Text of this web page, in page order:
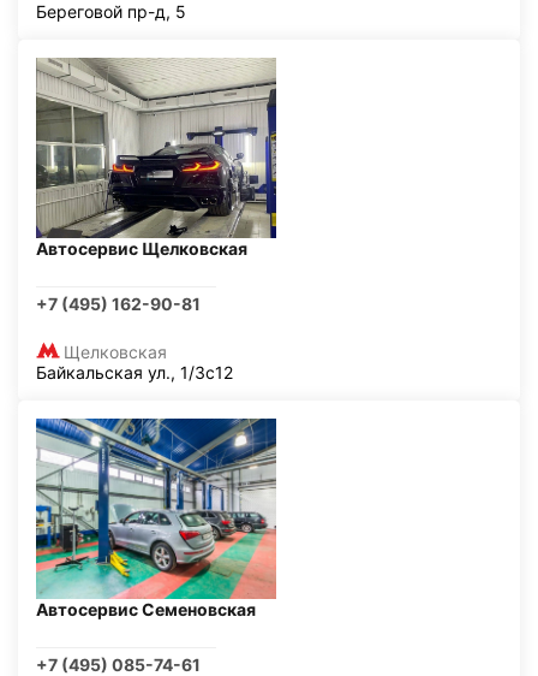
Береговой пр-д, 5
Автосервис Щелковская
+7 (495) 162-90-81
Щелковская
Байкальская ул., 1/3с12
Автосервис Семеновская
+7 (495) 085-74-61